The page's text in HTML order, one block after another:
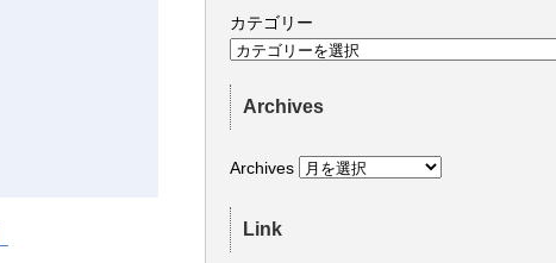
カテゴリー
Archives
Archives
Link